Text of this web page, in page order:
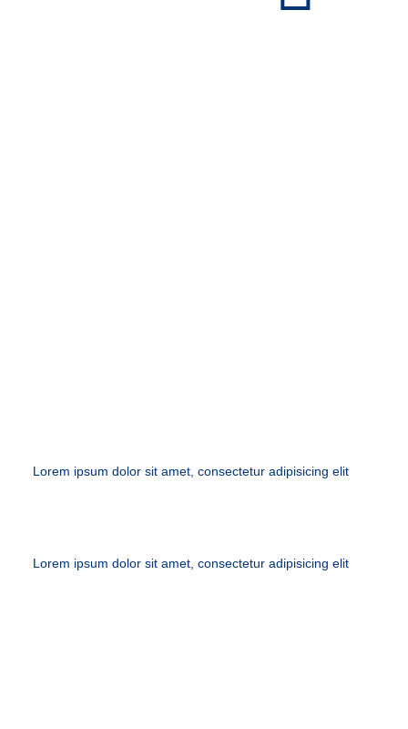
Lorem ipsum dolor sit amet, consectetur adipisicing elit
Lorem ipsum dolor sit amet, consectetur adipisicing elit